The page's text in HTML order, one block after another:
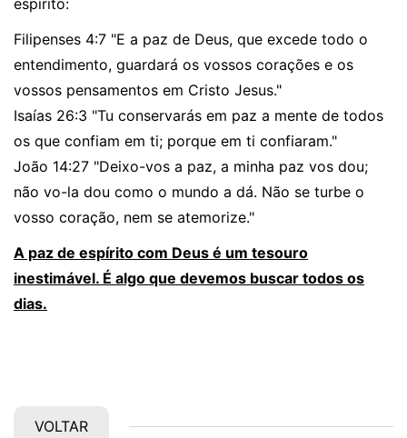
espírito:
Filipenses 4:7 "E a paz de Deus, que excede todo o
entendimento, guardará os vossos corações e os
vossos pensamentos em Cristo Jesus."
Isaías 26:3 "Tu conservarás em paz a mente de todos
os que confiam em ti; porque em ti confiaram."
João 14:27 "Deixo-vos a paz, a minha paz vos dou;
não vo-la dou como o mundo a dá. Não se turbe o
vosso coração, nem se atemorize."
A paz de espírito com Deus é um tesouro
inestimável. É algo que devemos buscar todos os
dias.
VOLTAR